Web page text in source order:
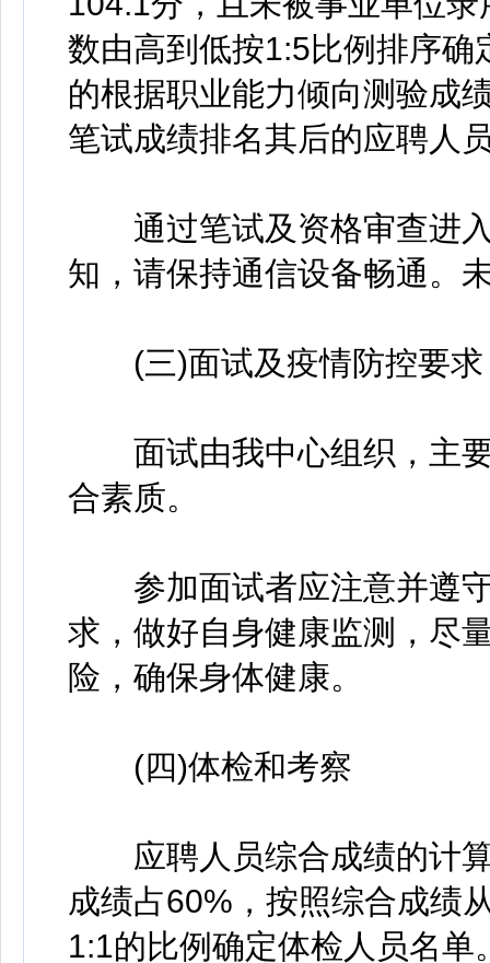
数由高到低按1:5比例排序
的根据职业能力倾向测验成
笔试成绩排名其后的应聘人
通过笔试及资格审查进入
知，请保持通信设备畅通。
(三)面试及疫情防控要求
面试由我中心组织，主要
合素质。
参加面试者应注意并遵守
求，做好自身健康监测，尽
险，确保身体健康。
(四)体检和考察
应聘人员综合成绩的计算
成绩占60%，按照综合成绩
1:1的比例确定体检人员名单